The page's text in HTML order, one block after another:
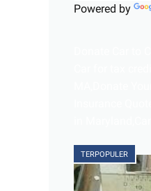
Powered by
TERPOPULER